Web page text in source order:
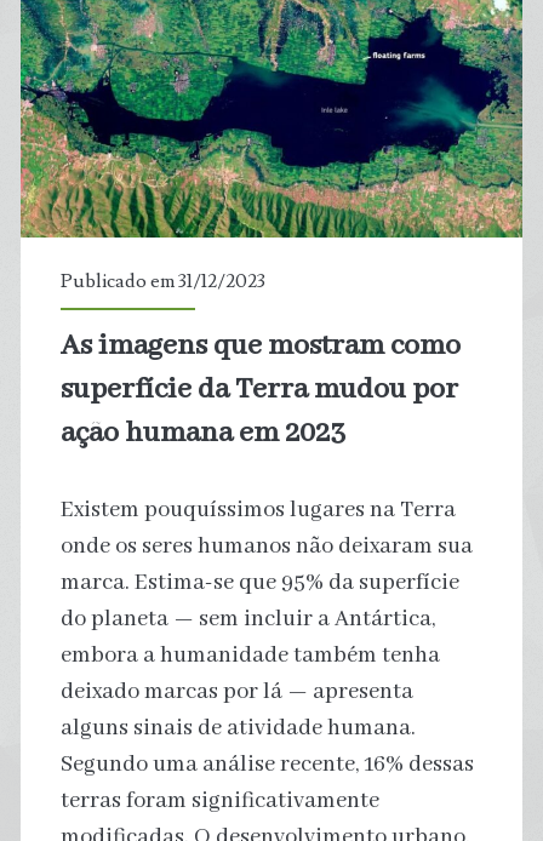
nos
deixam
arrepiados
e
mal-
estar?
Publicado em 31/12/2023
As imagens que mostram como
superfície da Terra mudou por
ação humana em 2023
Existem pouquíssimos lugares na Terra
onde os seres humanos não deixaram sua
marca. Estima-se que 95% da superfície
do planeta — sem incluir a Antártica,
embora a humanidade também tenha
deixado marcas por lá — apresenta
alguns sinais de atividade humana.
Segundo uma análise recente, 16% dessas
terras foram significativamente